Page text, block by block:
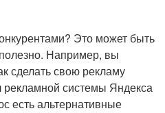
Это может быть
Например, вы
сделать свою рекламу
системы Яндекса
есть альтернативные